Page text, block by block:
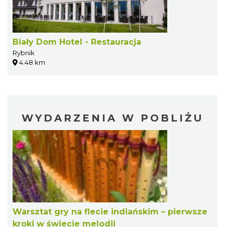
Biały Dom Hotel - Restauracja
Rybnik
4.48 km
WYDARZENIA W POBLIŻU
Warsztat gry na flecie indiańskim – pierwsze
kroki w świecie melodii